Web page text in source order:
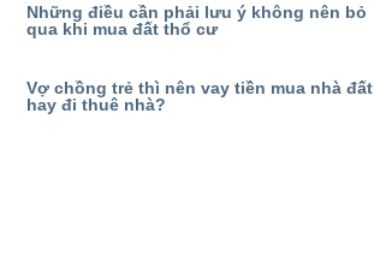
Những điều cần phải lưu ý không nên bỏ
qua khi mua đất thổ cư
Vợ chồng trẻ thì nên vay tiền mua nhà đất
hay đi thuê nhà?